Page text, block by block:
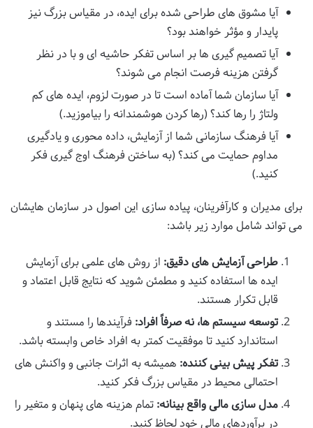
آیا مشوق های طراحی شده برای ایده، در مقیاس بزرگ نیز
پایدار و مؤثر خواهند بود؟
آیا تصمیم گیری ها بر اساس تفکر حاشیه ای و با در نظر
گرفتن هزینه فرصت انجام می شوند؟
آیا سازمان شما آماده است تا در صورت لزوم، ایده های کم
ولتاژ را رها کند؟ (رها کردن هوشمندانه را بیاموزید.)
آیا فرهنگ سازمانی شما از آزمایش، داده محوری و یادگیری
مداوم حمایت می کند؟ (به ساختن فرهنگ اوج گیری فکر
کنید.)
برای مدیران و کارآفرینان، پیاده سازی این اصول در سازمان هایشان
می تواند شامل موارد زیر باشد:
طراحی آزمایش های دقیق: از روش های علمی برای آزمایش
ایده ها استفاده کنید و مطمئن شوید که نتایج قابل اعتماد و
قابل تکرار هستند.
توسعه سیستم ها، نه صرفاً افراد: فرآیندها را مستند و
استاندارد کنید تا موفقیت کمتر به افراد خاص وابسته باشد.
تفکر پیش بینی کننده: همیشه به اثرات جانبی و واکنش های
احتمالی محیط در مقیاس بزرگ فکر کنید.
مدل سازی مالی واقع بینانه: تمام هزینه های پنهان و متغیر را
در برآوردهای مالی خود لحاظ کنید.